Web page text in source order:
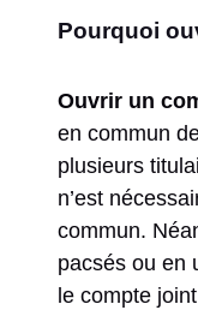
Pourquoi
Ouvrir un
en commun
plusieurs
n’est
commun.
pacsés ou en
le compte